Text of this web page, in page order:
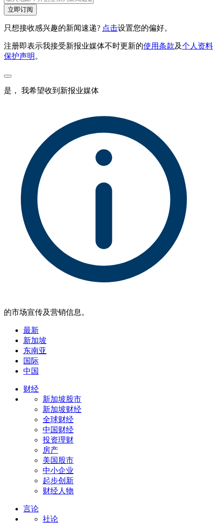
立即订阅
只想接收感兴趣的新闻速递? 点击设置您的偏好。
注册即表示我接受新报业媒体不时更新的使用条款及个人资料
保护声明 。
是， 我希望收到新报业媒体
的市场宣传及营销信息。
最新
新加坡
东南亚
国际
中国
财经
新加坡股市
新加坡财经
全球财经
中国财经
投资理财
房产
美国股市
中小企业
起步创新
财经人物
言论
社论